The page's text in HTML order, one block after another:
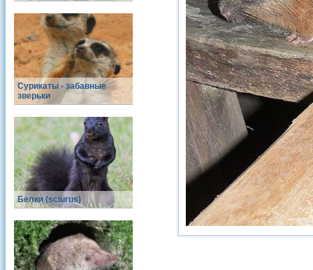
Сурикаты - забавные
зверьки
Белки (sciurus)